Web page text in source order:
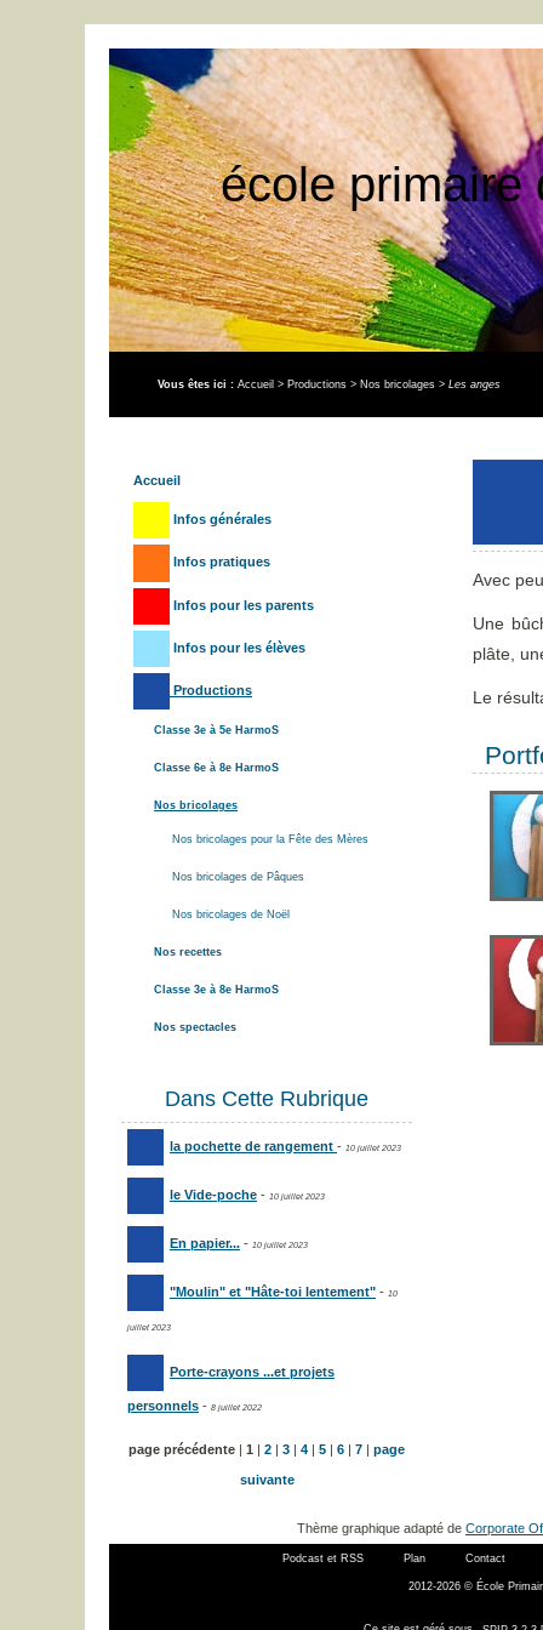
école primaire
Vous êtes ici : Accueil > Productions > Nos bricolages > Les anges
Accueil
Infos générales
Infos pratiques
Infos pour les parents
Infos pour les élèves
Productions
Classe 3e à 5e HarmoS
Classe 6e à 8e HarmoS
Nos bricolages
Nos bricolages pour la Fête des Mères
Nos bricolages de Pâques
Nos bricolages de Noël
Nos recettes
Classe 3e à 8e HarmoS
Nos spectacles
Dans Cette Rubrique
la pochette de rangement - 10 juillet 2023
le Vide-poche - 10 juillet 2023
En papier... - 10 juillet 2023
"Moulin" et "Hâte-toi lentement" - 10
juillet 2023
Porte-crayons ...et projets
personnels - 8 juillet 2022
page précédente | 1 | 2 | 3 | 4 | 5 | 6 | 7 | page
suivante
Avec
Une
plâte,
Le
Thème graphique adapté de Corporate
Podcast et RSS Plan Contact
2012-2026 © École